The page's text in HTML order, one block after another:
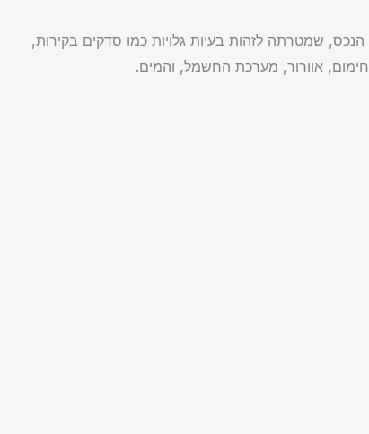
שמטרתה לזהות בעיות גלויות כמו סדקים בקירות,
אוורור, מערכת החשמל, והמים.